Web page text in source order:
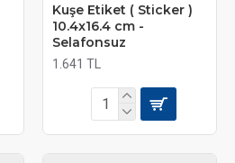
Kuşe Etiket ( Sticker )
10.4x16.4 cm -
Selafonsuz
1.641 TL